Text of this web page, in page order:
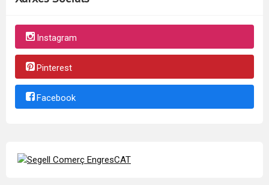
Instagram
Pinterest
Facebook